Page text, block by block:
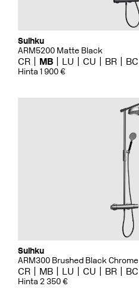
Suihku
ARM5200 Matte Black
CR MB LU CU BR BC
Hinta 1 900 €
Suihku
ARM300 Brushed Black Chrome
CR MB LU CU BR BC
Hinta 2 350 €